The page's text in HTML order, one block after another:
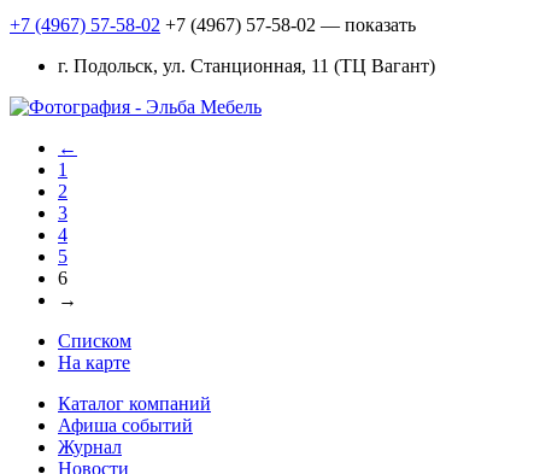
+7 (4967) 57-58-02 +7 (4967) 57-58-02 — показать
г. Подольск, ул. Станционная, 11 (ТЦ Вагант)
←
1
2
3
4
5
6
→
Списком
На карте
Каталог компаний
Афиша событий
Журнал
Новости